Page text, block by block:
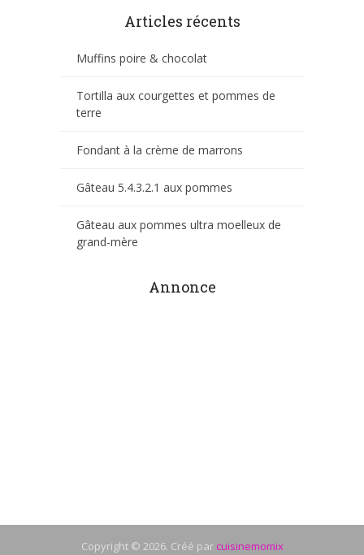
Articles récents
Muffins poire & chocolat
Tortilla aux courgettes et pommes de
terre
Fondant à la crème de marrons
Gâteau 5.4.3.2.1 aux pommes
Gâteau aux pommes ultra moelleux de
grand-mère
Annonce
Copyright © 2026. Créé par cuisinemomix